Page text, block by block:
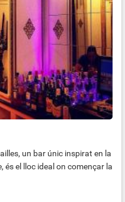
un bar únic inspirat en la
és el lloc ideal on començar la